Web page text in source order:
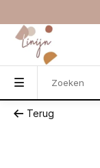
Terug